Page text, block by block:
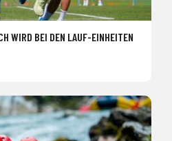
WIRD BEI DEN LAUF-EINHEITEN